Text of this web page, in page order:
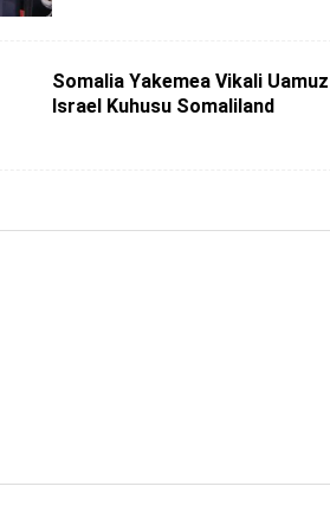
Somalia Yakemea Vikali
Israel Kuhusu Somaliland